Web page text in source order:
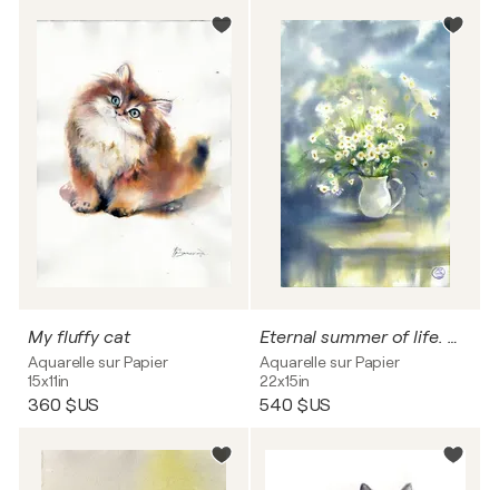
My fluffy cat
Aquarelle sur Papier
15x11in
360 $US
Eternal summer of life. Watercolor painting.
Aquarelle sur Papier
22x15in
540 $US